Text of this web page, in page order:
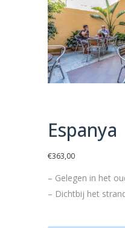
Espanya
€363,00
– Gelegen in het
– Dichtbij het